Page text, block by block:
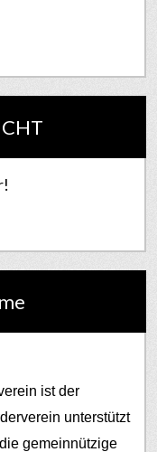
ist der
unterstützt
gemeinnützige